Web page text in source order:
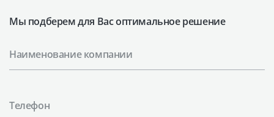
Мы подберем для Вас оптимальное решение
Наименование компании
Телефон